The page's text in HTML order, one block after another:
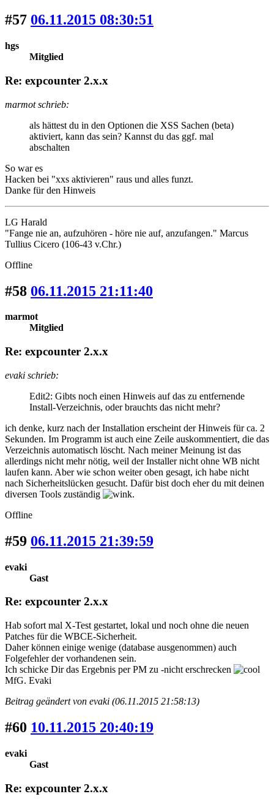
#57 06.11.2015 08:30:51
hgs
Mitglied
Re: expcounter 2.x.x
marmot schrieb:
als hättest du in den Optionen die XSS Sachen (beta)
aktiviert, kann das sein? Kannst du das ggf. mal
abschalten
So war es
Hacken bei "xxs aktivieren" raus und alles funzt.
Danke für den Hinweis
LG Harald
"Fange nie an, aufzuhören - höre nie auf, anzufangen." Marcus
Tullius Cicero (106-43 v.Chr.)
Offline
#58 06.11.2015 21:11:40
marmot
Mitglied
Re: expcounter 2.x.x
evaki schrieb:
Edit2: Gibts noch einen Hinweis auf das zu entfernende
Install-Verzeichnis, oder brauchts das nicht mehr?
ich denke, kurz nach der Installation erscheint der Hinweis für ca. 2
Sekunden. Im Programm ist auch eine Zeile auskommentiert, die das
Verzeichnis automatisch löscht. Nach meiner Meinung ist das
allerdings nicht mehr nötig, weil der Installer nicht ohne WB nicht
laufen kann. Aber wie schon weiter oben gesagt, ich habe nicht
nach Sicherheitslücken gesucht. Dafür bist doch eher du mit deinen
diversen Tools zuständig
.
Offline
#59 06.11.2015 21:39:59
evaki
Gast
Re: expcounter 2.x.x
Hab sofort mal X-Test gestartet, lokal und noch ohne die neuen
Patches für die WBCE-Sicherheit.
Daher können einige wenige (database ausgenommen) auch
Folgefehler der vorhandenen sein.
Ich schicke Dir das Ergebnis per PM zu -nicht erschrecken
MfG. Evaki
Beitrag geändert von evaki (06.11.2015 21:58:13)
#60 10.11.2015 20:40:19
evaki
Gast
Re: expcounter 2.x.x